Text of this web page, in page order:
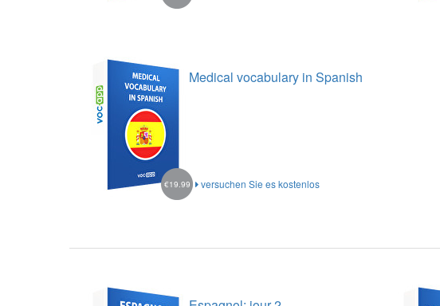
Medical vocabulary in Spanish
versuchen Sie es kostenlos
€19.99